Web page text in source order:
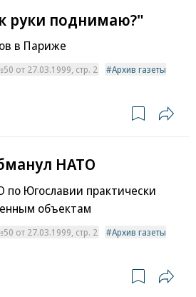
руки поднимаю?"
в Париже
от 27.03.1999, стр. 2
Архив газеты
НАТО
по Югославии практически
объектам
от 27.03.1999, стр. 2
Архив газеты